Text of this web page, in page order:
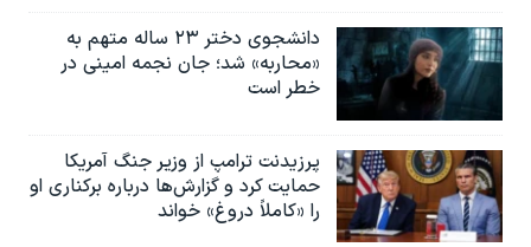
دانشجوی دختر ۲۳ ساله متهم به
«محاربه» شد؛ جان نجمه امینی در
خطر است
پرزیدنت ترامپ از وزیر جنگ آمریکا
حمایت کرد و گزارش‌ها درباره برکناری او
را «کاملاً دروغ» خواند